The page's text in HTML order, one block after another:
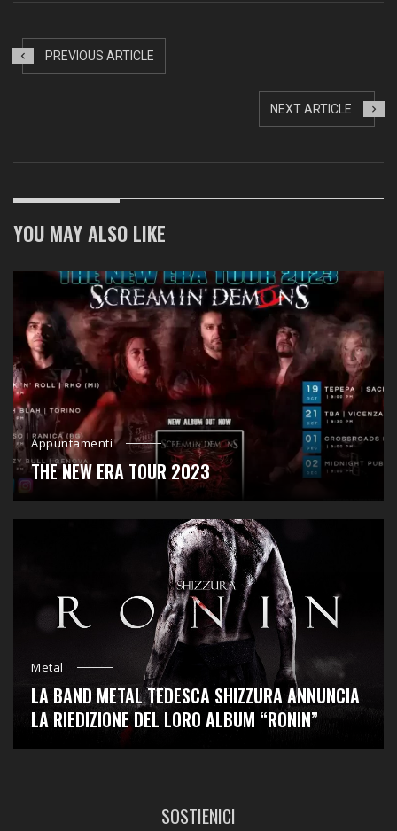
PREVIOUS ARTICLE
NEXT ARTICLE
YOU MAY ALSO LIKE
Appuntamenti
THE NEW ERA TOUR 2023
Metal
LA BAND METAL TEDESCA SHIZZURA ANNUNCIA
LA RIEDIZIONE DEL LORO ALBUM “RONIN”
SOSTIENICI